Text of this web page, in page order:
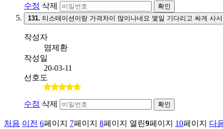
수정 삭제
확인
131. 티스테이션이랑 가격차이 많이나네요 몇일 기다리고 싸게 사
작성자
염제환
작성일
20-03-11
선호도
수정 삭제 확인
처음 이전 6페이지 7페이지 8페이지 열린9페이지 10페이지
다